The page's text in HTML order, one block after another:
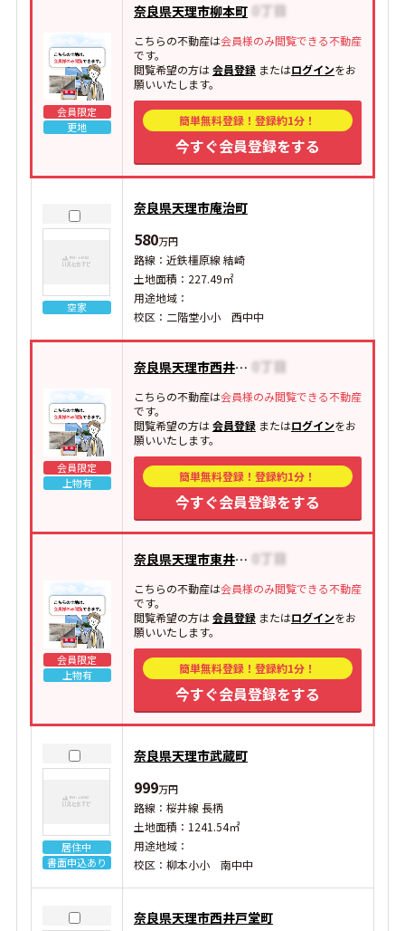
会員限定
更地
奈良県天理市柳本町
こちらの不動産は会員様のみ閲覧できる不動産
です。
閲覧希望の方は会員登録またはログインをお
願いいたします。
簡単無料登録！登録約1分！
今すぐ会員登録をする
空家
奈良県天理市庵治町
580万円
路線：近鉄橿原線 結崎
土地面積：227.49㎡
用途地域：
校区：二階堂小小 西中中
会員限定
上物有
奈良県天理市西井戸堂町
こちらの不動産は会員様のみ閲覧できる不動産
です。
閲覧希望の方は会員登録またはログインをお
願いいたします。
簡単無料登録！登録約1分！
今すぐ会員登録をする
会員限定
上物有
奈良県天理市東井戸堂町
こちらの不動産は会員様のみ閲覧できる不動産
です。
閲覧希望の方は会員登録またはログインをお
願いいたします。
簡単無料登録！登録約1分！
今すぐ会員登録をする
居住中
書面申込あり
奈良県天理市武蔵町
999万円
路線：桜井線 長柄
土地面積：1241.54㎡
用途地域：
校区：柳本小小 南中中
奈良県天理市西井戸堂町